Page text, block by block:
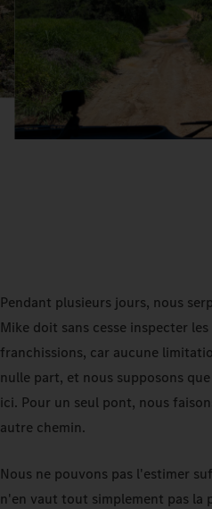
Pendant plusieurs jours, nous
Mike doit sans cesse inspecter
franchissions, car aucune
nulle part, et nous supposons
ici. Pour un seul pont, nous
autre chemin.
Nous ne pouvons pas l'estimer
n'en vaut tout simplement pas la